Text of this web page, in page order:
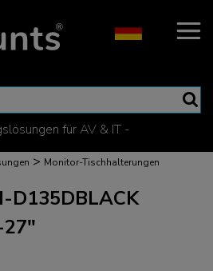
für AV & IT -
> Monitor-Tischhalterungen
D135DBLACK